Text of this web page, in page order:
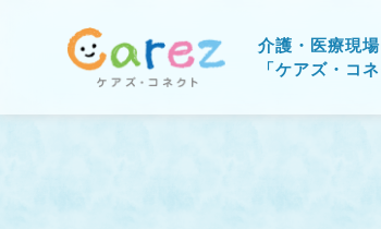
介護・医療現
「ケアズ・コネ